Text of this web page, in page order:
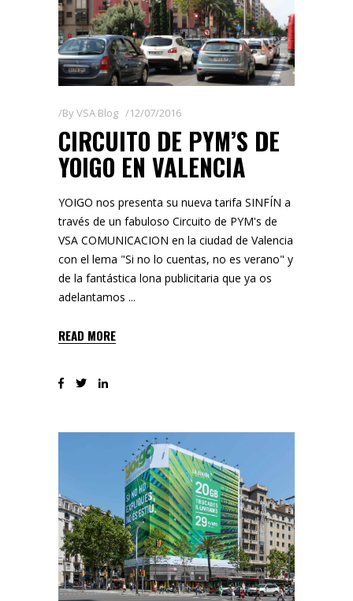
ByVSA Blog 12/07/2016
CIRCUITO DE PYM’S DE
YOIGO EN VALENCIA
YOIGO nos presenta su nueva tarifa SINFÍN a
través de un fabuloso Circuito de PYM's de
VSA COMUNICACION en la ciudad de Valencia
con el lema "Si no lo cuentas, no es verano" y
de la fantástica lona publicitaria que ya os
adelantamos
READ MORE